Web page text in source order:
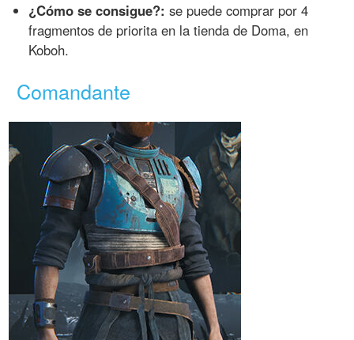
¿Cómo se consigue?: se puede comprar por 4
fragmentos de priorita en la tienda de Doma, en
Koboh.
Comandante